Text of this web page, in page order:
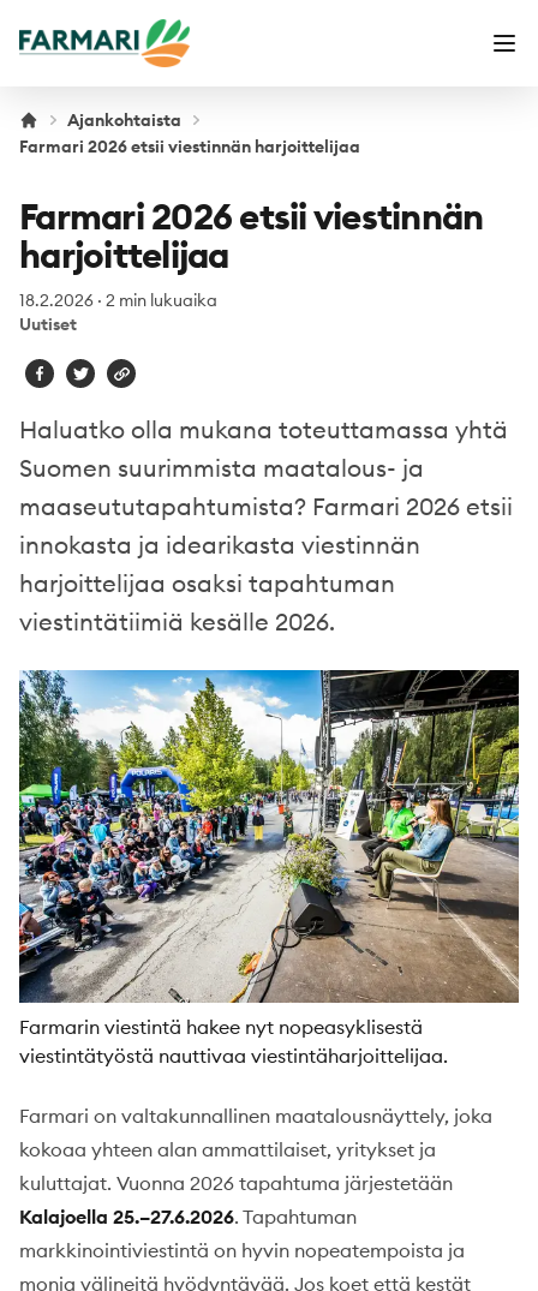
Farmari
Ajankohtaista
Farmari 2026 etsii viestinnän harjoittelijaa
Farmari 2026 etsii viestinnän
harjoittelijaa
18.2.2026 · 2 min lukuaika
Uutiset
Haluatko olla mukana toteuttamassa yhtä
Suomen suurimmista maatalous- ja
maaseututapahtumista? Farmari 2026 etsii
innokasta ja idearikasta viestinnän
harjoittelijaa osaksi tapahtuman
viestintätiimiä kesälle 2026.
Farmarin viestintä hakee nyt nopeasyklisestä
viestintätyöstä nauttivaa viestintäharjoittelijaa.
Farmari on valtakunnallinen maatalousnäyttely, joka
kokoaa yhteen alan ammattilaiset, yritykset ja
kuluttajat. Vuonna 2026 tapahtuma järjestetään
Kalajoella 25.–27.6.2026. Tapahtuman
markkinointiviestintä on hyvin nopeatempoista ja
monia välineitä hyödyntävää. Jos koet että kestät